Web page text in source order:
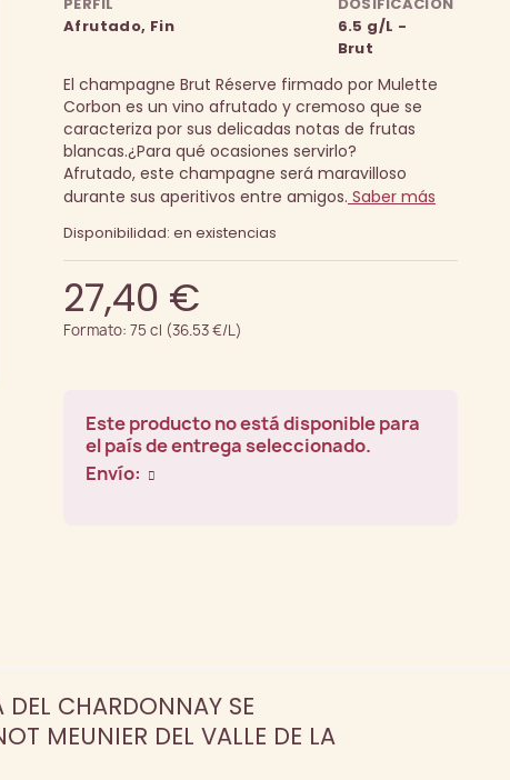
Afrutado, Fin
6.5 g/L -
Brut
El champagne Brut Réserve firmado por Mulette
Corbon es un vino afrutado y cremoso que se
caracteriza por sus delicadas notas de frutas
blancas.¿Para qué ocasiones servirlo?
Afrutado, este champagne será maravilloso
durante sus aperitivos entre amigos. Saber más
Disponibilidad: en existencias
27,40 €
Formato: 75 cl (36.53 €/L)
Este producto no está disponible para
el país de entrega seleccionado.
Envío:
CHARDONNAY SE
MEUNIER DEL VALLE DE LA